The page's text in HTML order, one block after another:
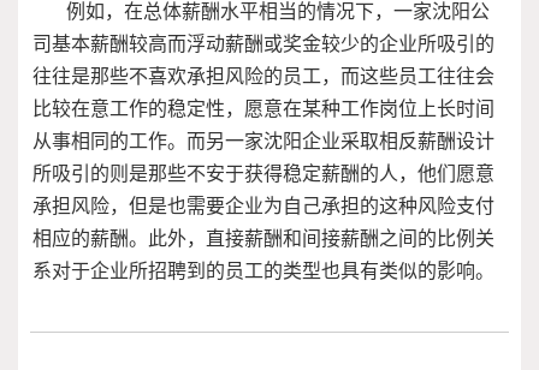
例如，在总体薪酬水平相当的情况下，一家沈阳公
司基本薪酬较高而浮动薪酬或奖金较少的企业所吸引的
往往是那些不喜欢承担风险的员工，而这些员工往往会
比较在意工作的稳定性，愿意在某种工作岗位上长时间
从事相同的工作。而另一家沈阳企业采取相反薪酬设计
所吸引的则是那些不安于获得稳定薪酬的人，他们愿意
承担风险，但是也需要企业为自己承担的这种风险支付
相应的薪酬。此外，直接薪酬和间接薪酬之间的比例关
系对于企业所招聘到的员工的类型也具有类似的影响。